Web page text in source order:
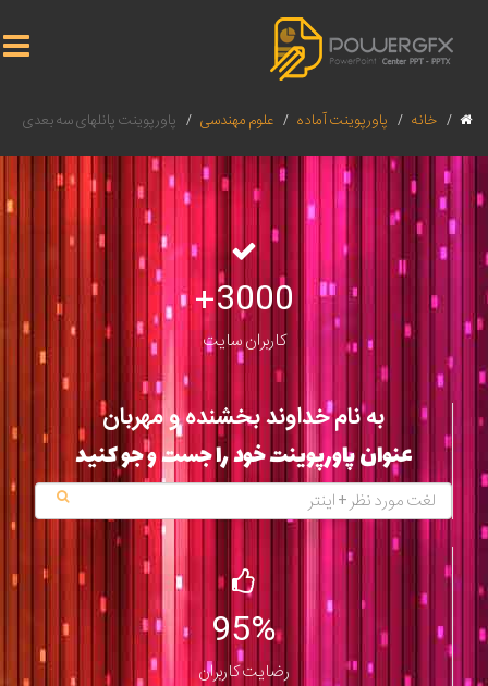
خانه پاورپوینت آماده علوم مهندسی پاورپوینت پانلهای سه بعدی
3000+
کاربران سایت
به نام خداوند بخشنده و مهربان
عنوان پاورپوینت خود را جست و جو کنید
95%
رضایت کاربران